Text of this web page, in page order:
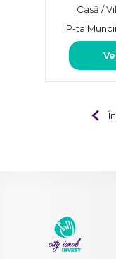
Casă /
P-ta